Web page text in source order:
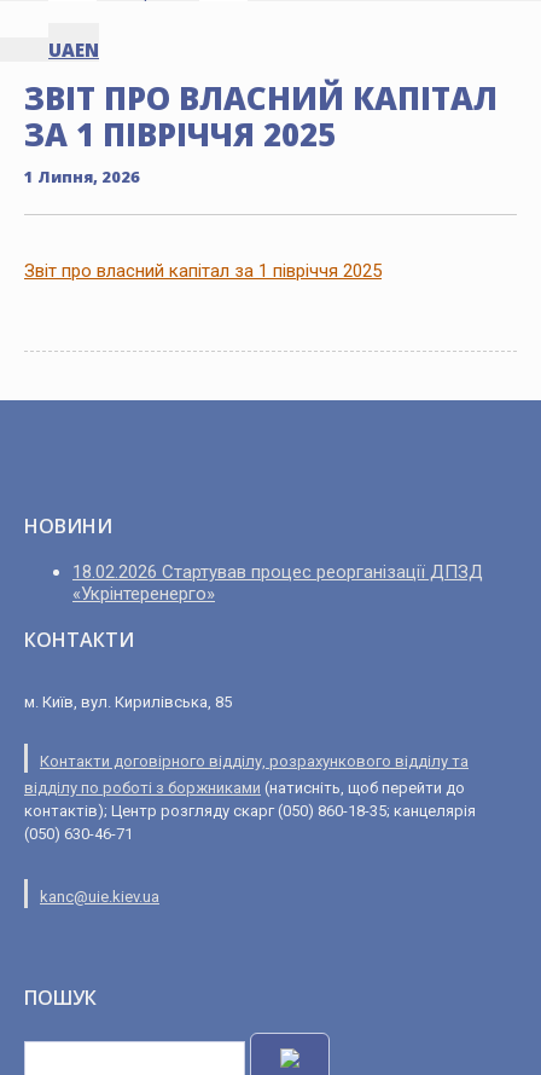
UAEN
ЗВІТ ПРО ВЛАСНИЙ КАПІТАЛ
ЗА 1 ПІВРІЧЧЯ 2025
1 Липня, 2026
Звіт про власний капітал за 1 півріччя 2025
НОВИНИ
18.02.2026 Стартував процес реорганізації ДПЗД
«Укрінтеренерго»
КОНТАКТИ
м. Київ, вул. Кирилівська, 85
Контакти договірного відділу, розрахункового відділу та
відділу по роботі з боржниками (натисніть, щоб перейти до
контактів); Центр розгляду скарг (050) 860-18-35; канцелярія
(050) 630-46-71
kanc@uie.kiev.ua
ПОШУК